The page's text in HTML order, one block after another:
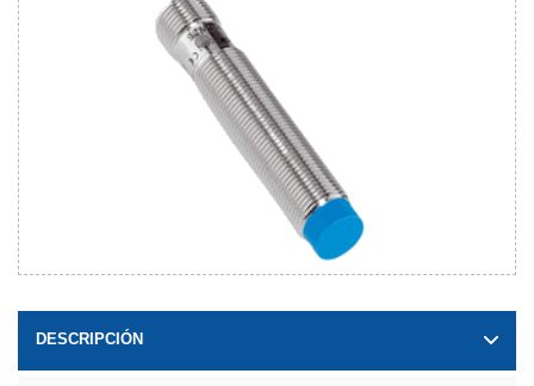
DESCRIPCIÓN